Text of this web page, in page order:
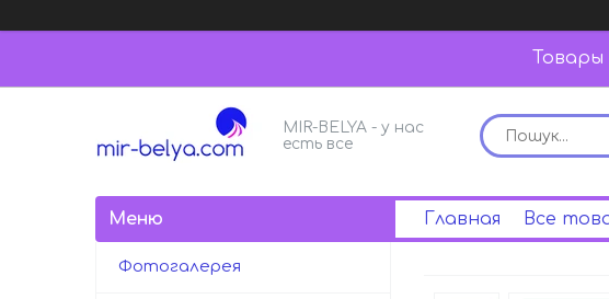
Товары
MIR-BELYA - у нас
есть все
Главная Все
Фотогалерея